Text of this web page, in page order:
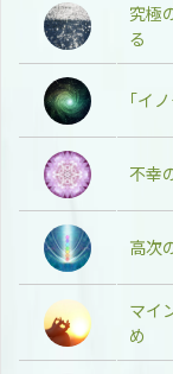
究極
る
｢イ
不幸
高次
マイ
め